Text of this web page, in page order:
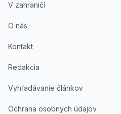
V zahraničí
O nás
Kontakt
Redakcia
Vyhľadávanie článkov
Ochrana osobných údajov